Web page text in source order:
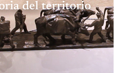
del territorio